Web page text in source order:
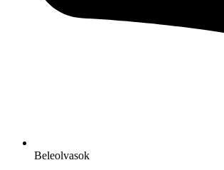
Beleolvasok